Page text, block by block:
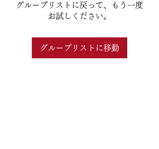
グループリストに戻って、もう一度
お試しください。
グループリストに移動